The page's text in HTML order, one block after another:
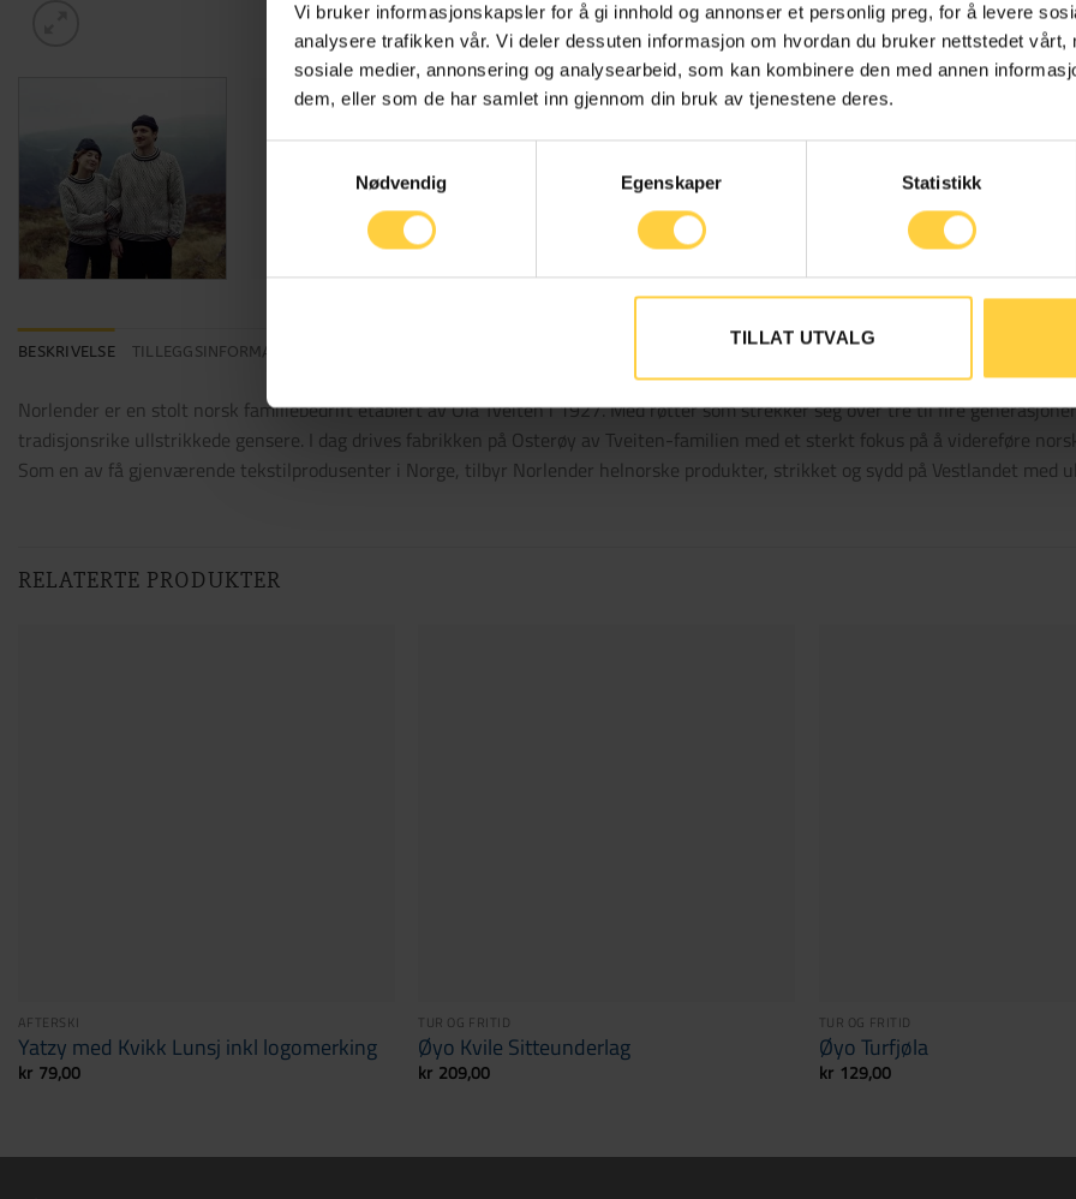
Vi bruker informasjonskapsler for å gi innhold og annonser et personlig preg, for å levere
analysere trafikken vår. Vi deler dessuten informasjon om hvordan du bruker nettstedet vårt,
sosiale medier, annonsering og analysearbeid, som kan kombinere den med annen
dem, eller som de har samlet inn gjennom din bruk av tjenestene deres.
Nødvendig
Egenskaper Statistikk
TILLAT UTVALG
BESKRIVELSE TILLEGGSINFORMASJON
Norlender er en stolt norsk familiebedrift etablert av Ola Tveiten i 1927. Med røtter som strekker seg over tre til fire
tradisjonsrike ullstrikkede gensere. I dag drives fabrikken på Osterøy av Tveiten-familien med et sterkt fokus på å videreføre
Som en av få gjenværende tekstilprodusenter i Norge, tilbyr Norlender helnorske produkter, strikket og sydd på Vestlandet med
RELATERTE PRODUKTER
AFTERSKI
Yatzy med Kvikk Lunsj inkl logomerking
kr 79,00
TUR OG FRITID
Øyo Kvile Sitteunderlag
kr 209,00
TUR OG FRITID
Øyo Turfjøla
kr 129,00